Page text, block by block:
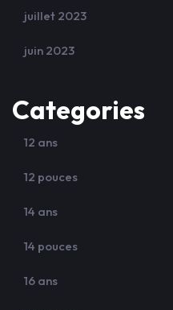
juillet 2023
juin 2023
Categories
12 ans
12 pouces
14 ans
14 pouces
16 ans